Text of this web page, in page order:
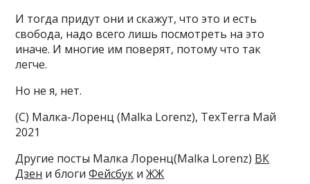
И тогда придут они и скажут, что это и есть
свобода, надо всего лишь посмотреть на это
иначе. И многие им поверят, потому что так
легче.
Но не я, нет.
(С) Малка-Лоренц (Malka Lorenz), TexTerra Май
2021
Другие посты Малка Лоренц(Malka Lorenz) ВК
Дзен и блогиФейсбук иЖЖ